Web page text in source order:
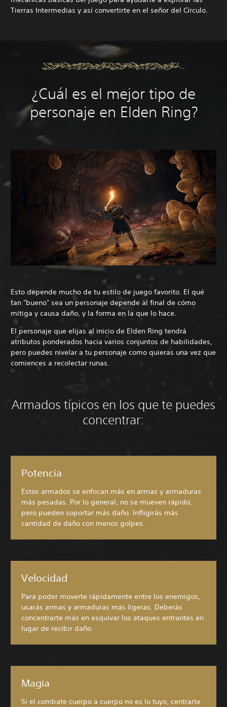
Tierras Intermedias y así convertirte en el señor del Círculo.
¿Cuál es el mejor tipo de
personaje en Elden Ring?
Esto depende mucho de tu estilo de juego favorito. El qué
tan "bueno" sea un personaje depende al final de cómo
mitiga y causa daño, y la forma en la que lo hace.
El personaje que elijas al inicio de Elden Ring tendrá
atributos ponderados hacia varios conjuntos de habilidades,
pero puedes nivelar a tu personaje como quieras una vez que
comiences a recolectar runas.
Armados típicos en los que te puedes
concentrar:
Potencia
Estos armados se enfocan más en armas y armaduras
más pesadas. Por lo general, no se mueven rápido,
pero pueden soportar más daño. Infligirás más
cantidad de daño con menos golpes.
Velocidad
Para poder moverte rápidamente entre los enemigos,
usarás armas y armaduras más ligeras. Deberás
concentrarte más en esquivar los ataques entrantes en
lugar de recibir daño.
Magia
Si el combate cuerpo a cuerpo no es lo tuyo, centrarte